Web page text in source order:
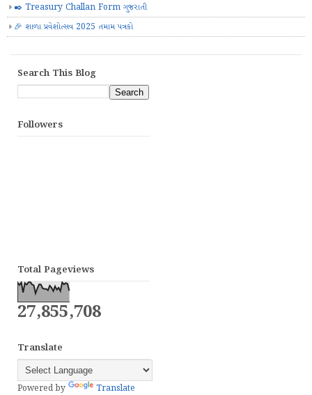
✒️ Treasury Challan Form ગુજરાતી
🎉 શાળા પ્રવેશોત્સવ 2025 તમામ પત્રકો
Search This Blog
Followers
Total Pageviews
27,855,708
Translate
Powered by Translate